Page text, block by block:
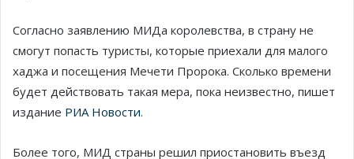
Согласно заявлению МИДа королевства, в страну не
смогут попасть туристы, которые приехали для малого
хаджа и посещения Мечети Пророка. Сколько времени
будет действовать такая мера, пока неизвестно, пишет
издание РИА Новости.
Более того, МИД страны решил приостановить въезд